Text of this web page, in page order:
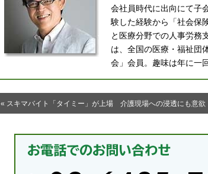
会社員時代に出向にて子
験した経験から「社会保
と医療分野での人事労務
は、全国の医療・福祉団
会」会員。趣味は年に一
« スキマバイト「タイミー」が上場 介護現場への浸透にも意欲